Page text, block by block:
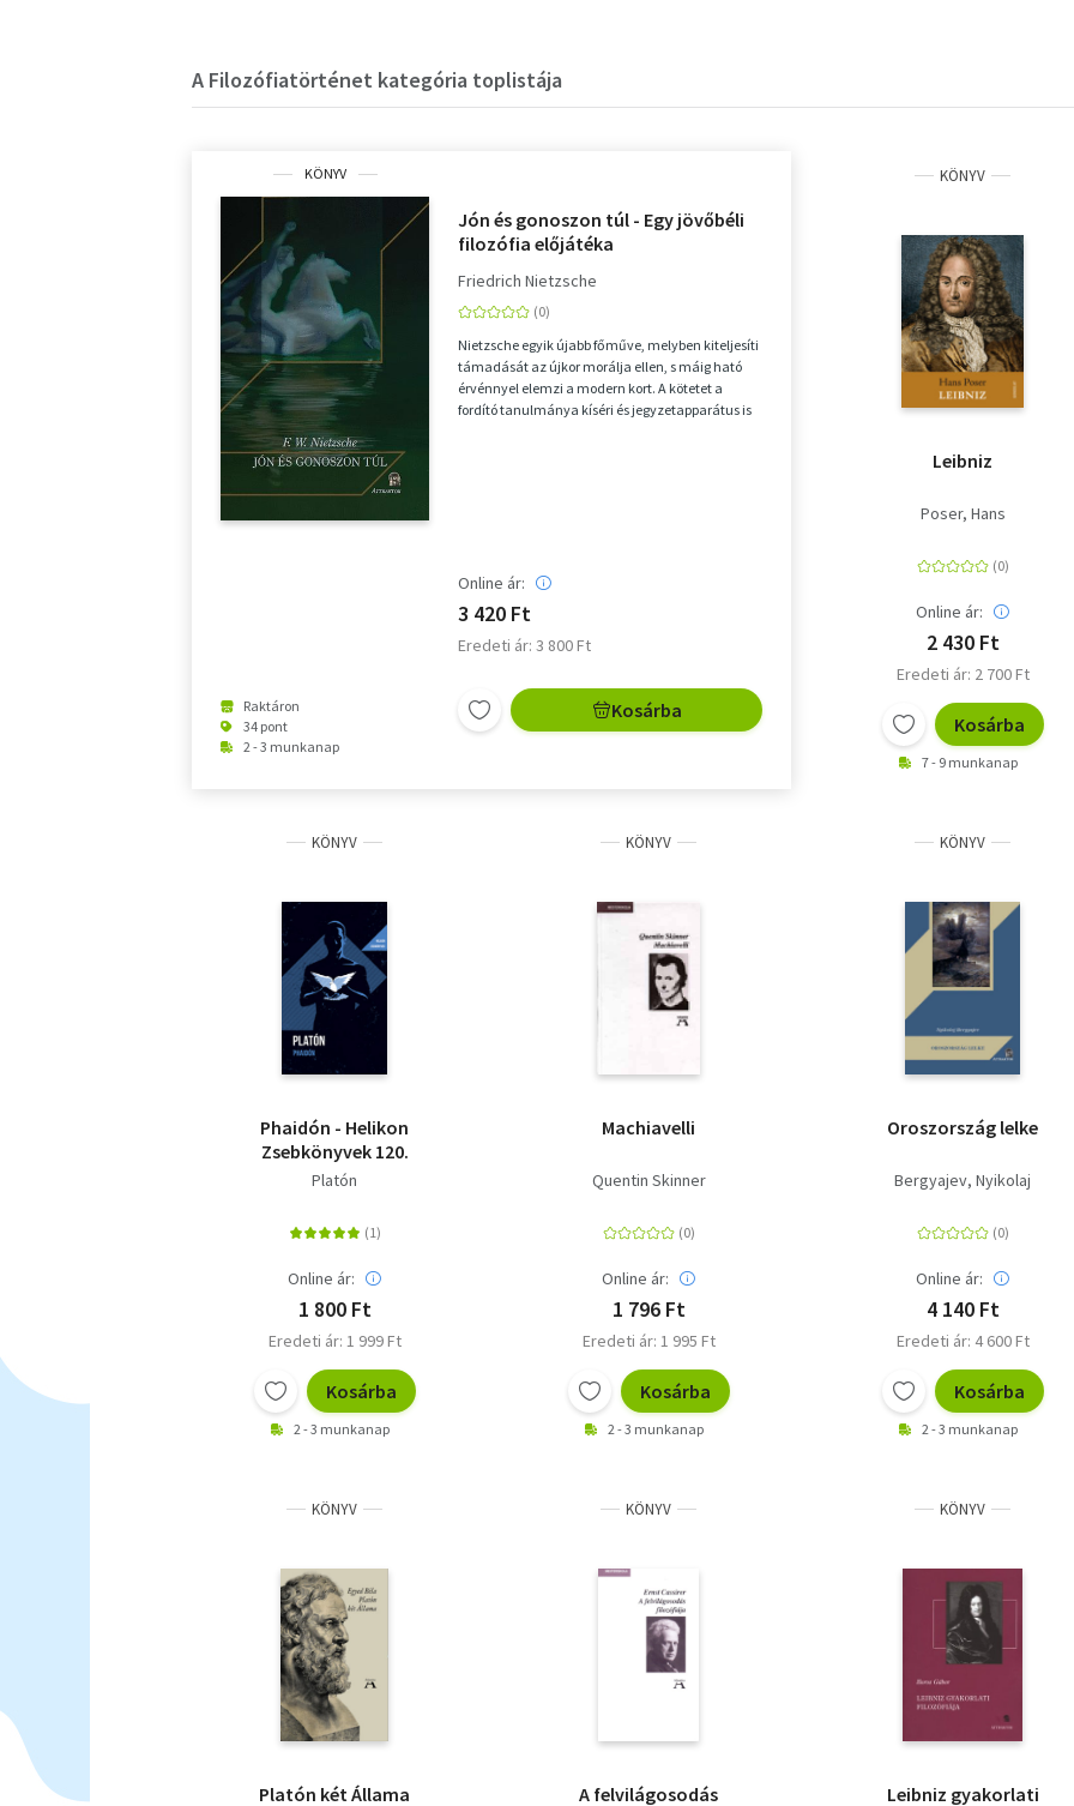
A Filozófiatörténet kategória toplistája
KÖNYV
Raktáron
34 pont
2 - 3 munkanap
Jón és gonoszon túl - Egy jövőbéli
filozófia előjátéka
Friedrich Nietzsche
Nietzsche egyik újabb főműve, melyben kiteljesíti
támadását az újkor morálja ellen, s máig ható
érvénnyel elemzi a modern kort. A kötetet a
fordító tanulmánya kíséri és jegyzetapparátus is
Online ár:
3 420 Ft
Eredeti ár: 3 800 Ft
Kosárba
KÖNYV
Leibniz
Poser, Hans
Online ár:
2 430 Ft
Eredeti ár: 2 700 Ft
Kosárba
7 - 9 munkanap
KÖNYV
Phaidón - Helikon
Zsebkönyvek 120.
Platón
Online ár:
1 800 Ft
Eredeti ár: 1 999 Ft
Kosárba
2 - 3 munkanap
KÖNYV
Machiavelli
Quentin Skinner
Online ár:
1 796 Ft
Eredeti ár: 1 995 Ft
Kosárba
2 - 3 munkanap
KÖNYV
Oroszország lelke
Bergyajev, Nyikolaj
Online ár:
4 140 Ft
Eredeti ár: 4 600 Ft
Kosárba
2 - 3 munkanap
KÖNYV
Platón két Állama
KÖNYV
A felvilágosodás
KÖNYV
Leibniz gyakorlati